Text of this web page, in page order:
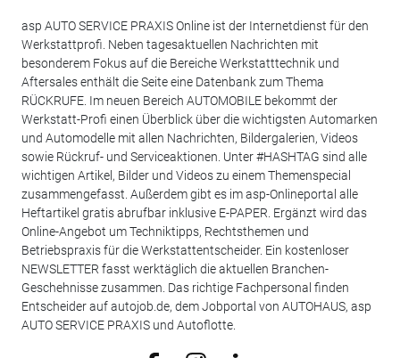
asp AUTO SERVICE PRAXIS Online ist der Internetdienst für den
Werkstattprofi. Neben tagesaktuellen Nachrichten mit
besonderem Fokus auf die Bereiche Werkstatttechnik und
Aftersales enthält die Seite eine Datenbank zum Thema
RÜCKRUFE. Im neuen Bereich AUTOMOBILE bekommt der
Werkstatt-Profi einen Überblick über die wichtigsten Automarken
und Automodelle mit allen Nachrichten, Bildergalerien, Videos
sowie Rückruf- und Serviceaktionen. Unter #HASHTAG sind alle
wichtigen Artikel, Bilder und Videos zu einem Themenspecial
zusammengefasst. Außerdem gibt es im asp-Onlineportal alle
Heftartikel gratis abrufbar inklusive E-PAPER. Ergänzt wird das
Online-Angebot um Techniktipps, Rechtsthemen und
Betriebspraxis für die Werkstattentscheider. Ein kostenloser
NEWSLETTER fasst werktäglich die aktuellen Branchen-
Geschehnisse zusammen. Das richtige Fachpersonal finden
Entscheider auf autojob.de, dem Jobportal von AUTOHAUS, asp
AUTO SERVICE PRAXIS und Autoflotte.